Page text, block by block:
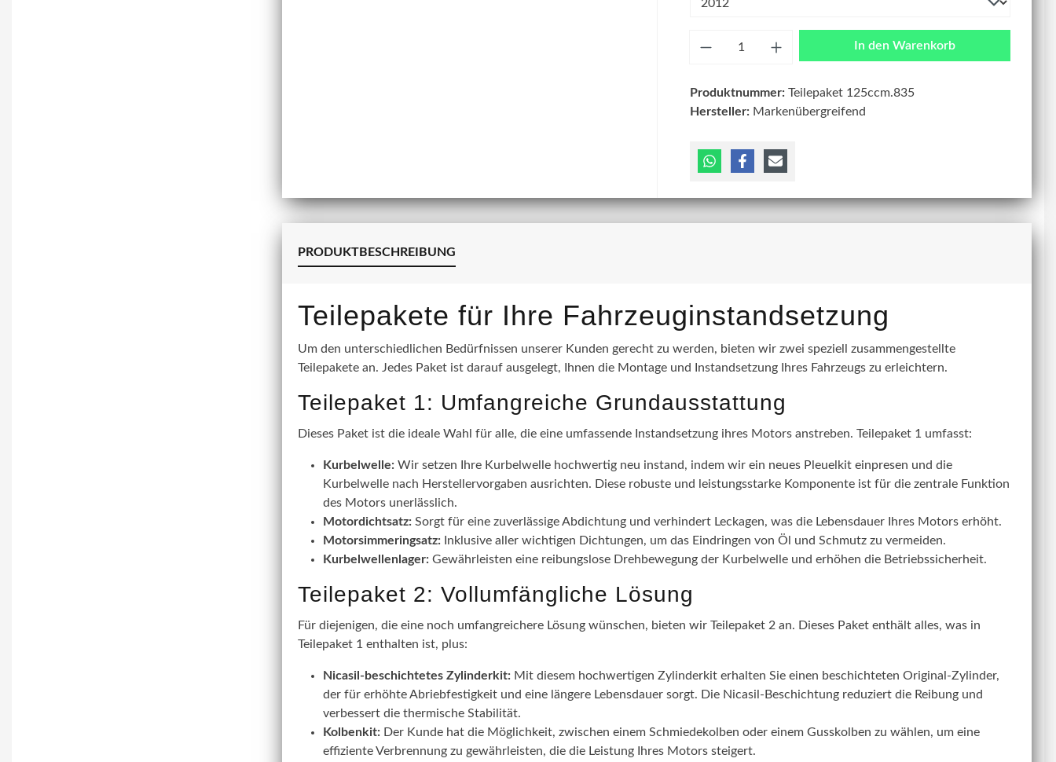
In den Warenkorb
Produktnummer:Teilepaket 125ccm.835
Hersteller: Markenübergreifend
PRODUKTBESCHREIBUNG
Teilepakete für Ihre Fahrzeuginstandsetzung
Um den unterschiedlichen Bedürfnissen unserer Kunden gerecht zu werden, bieten wir zwei speziell zusammengestellte
Teilepakete an. Jedes Paket ist darauf ausgelegt, Ihnen die Montage und Instandsetzung Ihres Fahrzeugs zu erleichtern.
Teilepaket 1: Umfangreiche Grundausstattung
Dieses Paket ist die ideale Wahl für alle, die eine umfassende Instandsetzung ihres Motors anstreben. Teilepaket 1 umfasst:
Kurbelwelle: Wir setzen Ihre Kurbelwelle hochwertig neu instand, indem wir ein neues Pleuelkit einpresen und die
Kurbelwelle nach Herstellervorgaben ausrichten. Diese robuste und leistungsstarke Komponente ist für die zentrale Funktion
des Motors unerlässlich.
Motordichtsatz: Sorgt für eine zuverlässige Abdichtung und verhindert Leckagen, was die Lebensdauer Ihres Motors erhöht.
Motorsimmeringsatz: Inklusive aller wichtigen Dichtungen, um das Eindringen von Öl und Schmutz zu vermeiden.
Kurbelwellenlager: Gewährleisten eine reibungslose Drehbewegung der Kurbelwelle und erhöhen die Betriebssicherheit.
Teilepaket 2: Vollumfängliche Lösung
Für diejenigen, die eine noch umfangreichere Lösung wünschen, bieten wir Teilepaket 2 an. Dieses Paket enthält alles, was in
Teilepaket 1 enthalten ist, plus:
Nicasil-beschichtetes Zylinderkit: Mit diesem hochwertigen Zylinderkit erhalten Sie einen beschichteten Original-Zylinder,
der für erhöhte Abriebfestigkeit und eine längere Lebensdauer sorgt. Die Nicasil-Beschichtung reduziert die Reibung und
verbessert die thermische Stabilität.
Kolbenkit: Der Kunde hat die Möglichkeit, zwischen einem Schmiedekolben oder einem Gusskolben zu wählen, um eine
effiziente Verbrennung zu gewährleisten, die die Leistung Ihres Motors steigert.